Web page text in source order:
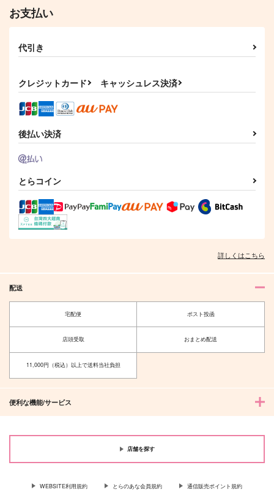
お支払い
代引き
クレジットカード キャッシュレス決済
後払い決済
とらコイン
詳しくはこちら
配送
宅配便 ポスト投函
店頭受取 おまとめ配送
11,000円（税込）以上で送料当社負担
便利な機能/サービス
店舗を探す
WEBSITE利用規約 とらのあな会員規約 通信販売ポイント規約